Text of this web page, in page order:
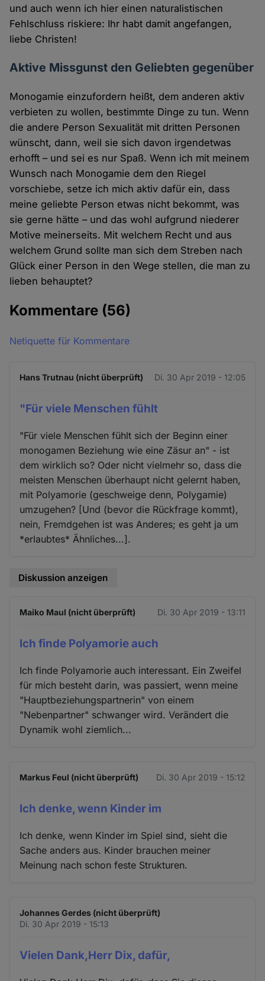
und auch wenn ich hier einen naturalistischen
Fehlschluss riskiere: Ihr habt damit angefangen,
liebe Christen!
Aktive Missgunst den Geliebten gegenüber
Monogamie einzufordern heißt, dem anderen aktiv
verbieten zu wollen, bestimmte Dinge zu tun. Wenn
die andere Person Sexualität mit dritten Personen
wünscht, dann, weil sie sich davon irgendetwas
erhofft – und sei es nur Spaß. Wenn ich mit meinem
Wunsch nach Monogamie dem den Riegel
vorschiebe, setze ich mich aktiv dafür ein, dass
meine geliebte Person etwas nicht bekommt, was
sie gerne hätte – und das wohl aufgrund niederer
Motive meinerseits. Mit welchem Recht und aus
welchem Grund sollte man sich dem Streben nach
Glück einer Person in den Wege stellen, die man zu
lieben behauptet?
Kommentare (56)
Netiquette für Kommentare
Hans Trutnau (nicht überprüft) Di. 30 Apr 2019 - 12:05
"Für viele Menschen fühlt
"Für viele Menschen fühlt sich der Beginn einer
monogamen Beziehung wie eine Zäsur an" - ist
dem wirklich so? Oder nicht vielmehr so, dass die
meisten Menschen überhaupt nicht gelernt haben,
mit Polyamorie (geschweige denn, Polygamie)
umzugehen? [Und (bevor die Rückfrage kommt),
nein, Fremdgehen ist was Anderes; es geht ja um
*erlaubtes* Ähnliches...].
Diskussion anzeigen
Maiko Maul (nicht überprüft) Di. 30 Apr 2019 - 13:11
Ich finde Polyamorie auch
Ich finde Polyamorie auch interessant. Ein Zweifel
für mich besteht darin, was passiert, wenn meine
"Hauptbeziehungspartnerin" von einem
"Nebenpartner" schwanger wird. Verändert die
Dynamik wohl ziemlich...
Markus Feul (nicht überprüft) Di. 30 Apr 2019 - 15:12
Ich denke, wenn Kinder im
Ich denke, wenn Kinder im Spiel sind, sieht die
Sache anders aus. Kinder brauchen meiner
Meinung nach schon feste Strukturen.
Johannes Gerdes (nicht überprüft)
Di. 30 Apr 2019 - 15:13
Vielen Dank,Herr Dix, dafür,